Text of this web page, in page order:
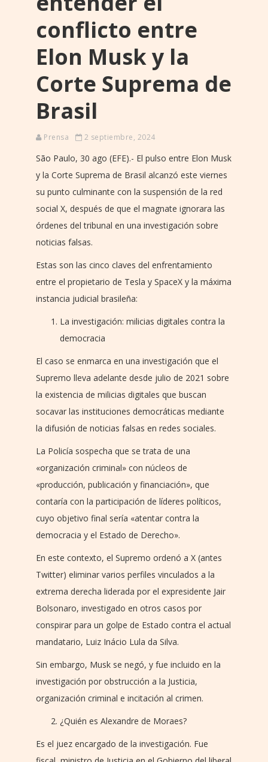
conflicto entre
Elon Musk y la
Corte Suprema de
Brasil
Prensa 2 septiembre, 2024
São Paulo, 30 ago (EFE).- El pulso entre Elon Musk
y la Corte Suprema de Brasil alcanzó este viernes
su punto culminante con la suspensión de la red
social X, después de que el magnate ignorara las
órdenes del tribunal en una investigación sobre
noticias falsas.
Estas son las cinco claves del enfrentamiento
entre el propietario de Tesla y SpaceX y la máxima
instancia judicial brasileña:
La investigación: milicias digitales contra la
democracia
El caso se enmarca en una investigación que el
Supremo lleva adelante desde julio de 2021 sobre
la existencia de milicias digitales que buscan
socavar las instituciones democráticas mediante
la difusión de noticias falsas en redes sociales.
La Policía sospecha que se trata de una
«organización criminal» con núcleos de
«producción, publicación y financiación», que
contaría con la participación de líderes políticos,
cuyo objetivo final sería «atentar contra la
democracia y el Estado de Derecho».
En este contexto, el Supremo ordenó a X (antes
Twitter) eliminar varios perfiles vinculados a la
extrema derecha liderada por el expresidente Jair
Bolsonaro, investigado en otros casos por
conspirar para un golpe de Estado contra el actual
mandatario, Luiz Inácio Lula da Silva.
Sin embargo, Musk se negó, y fue incluido en la
investigación por obstrucción a la Justicia,
organización criminal e incitación al crimen.
¿Quién es Alexandre de Moraes?
Es el juez encargado de la investigación. Fue